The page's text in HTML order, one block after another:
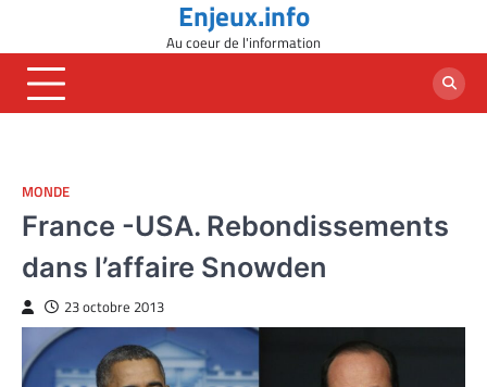
content
Enjeux.info
Au coeur de l'information
MONDE
France -USA. Rebondissements
dans l’affaire Snowden
23 octobre 2013